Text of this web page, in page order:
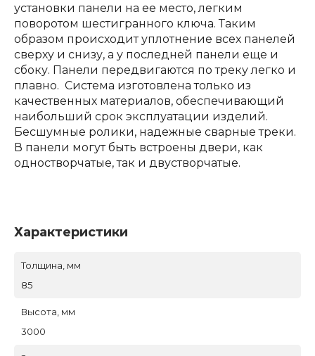
установки панели на ее место, легким
поворотом шестигранного ключа. Таким
образом происходит уплотнение всех панелей
сверху и снизу, а у последней панели еще и
сбоку. Панели передвигаются по треку легко и
плавно. Система изготовлена только из
качественных материалов, обеспечивающий
наибольший срок эксплуатации изделий.
Бесшумные ролики, надежные сварные треки.
В панели могут быть встроены двери, как
одностворчатые, так и двустворчатые.
Характеристики
Толщина, мм
85
Высота, мм
3000